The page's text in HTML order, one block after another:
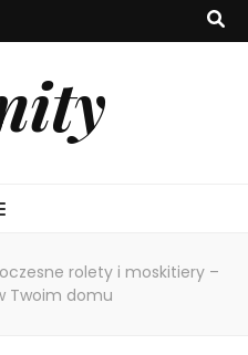
rolety i moskitiery –
Twoim domu